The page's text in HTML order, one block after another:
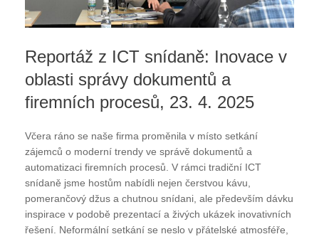
Reportáž z ICT snídaně: Inovace v
oblasti správy dokumentů a
firemních procesů, 23. 4. 2025
Včera ráno se naše firma proměnila v místo setkání
zájemců o moderní trendy ve správě dokumentů a
automatizaci firemních procesů. V rámci tradiční ICT
snídaně jsme hostům nabídli nejen čerstvou kávu,
pomerančový džus a chutnou snídani, ale především dávku
inspirace v podobě prezentací a živých ukázek inovativních
řešení. Neformální setkání se neslo v přátelské atmosféře,